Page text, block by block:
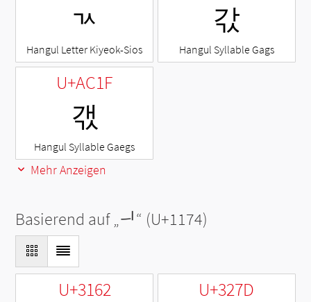
ㄳ
Hangul Letter Kiyeok-Sios
갃
Hangul Syllable Gags
U+AC1F
갟
Hangul Syllable Gaegs
Mehr Anzeigen
Basierend auf „ᅴ“ (U+1174)
U+3162 U+327D